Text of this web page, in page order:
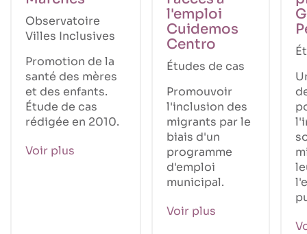
Observatoire
Villes Inclusives
Promotion de la
santé des mères
et des enfants.
Étude de cas
rédigée en 2010.
Voir plus
l'emploi
Cuidemos
Centro
Études de cas
Promouvoir
l'inclusion des
migrants par le
biais d'un
programme
d'emploi
municipal.
Voir plus